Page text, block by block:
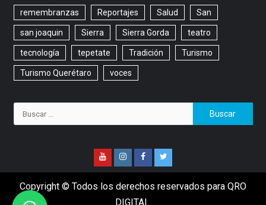
remembranzas Reportajes Salud San
san joaquin Sierra Sierra Gorda teatro
tecnología tepetate Tradición Turismo
Turismo Querétaro voces
Copyright © Todos los derechos reservados para QRO
DIGITAL.